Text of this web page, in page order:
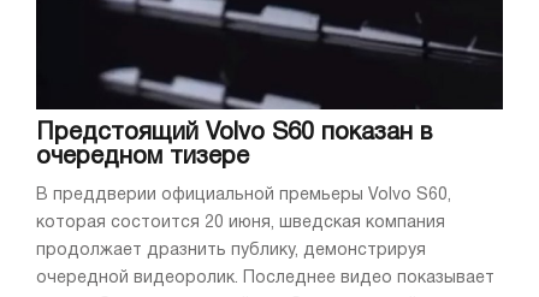
Предстоящий Volvo S60 показан в
очередном тизере
В преддверии официальной премьеры Volvo S60,
которая состоится 20 июня, шведская компания
продолжает дразнить публику, демонстрируя
очередной видеоролик. Последнее видео показывает